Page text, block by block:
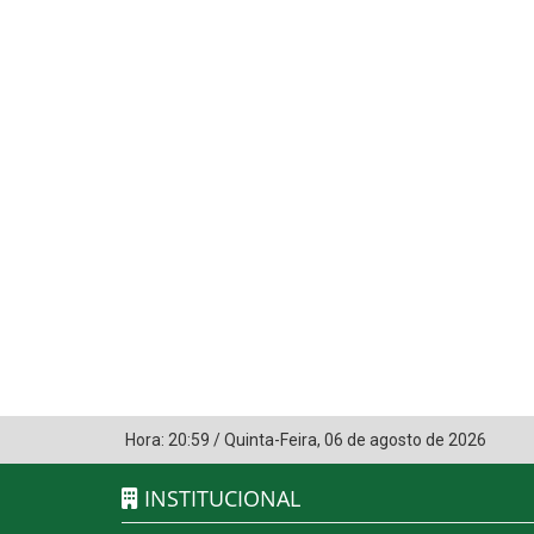
Hora: 20:59 /Quinta-Feira, 06 de agosto de 2026
INSTITUCIONAL